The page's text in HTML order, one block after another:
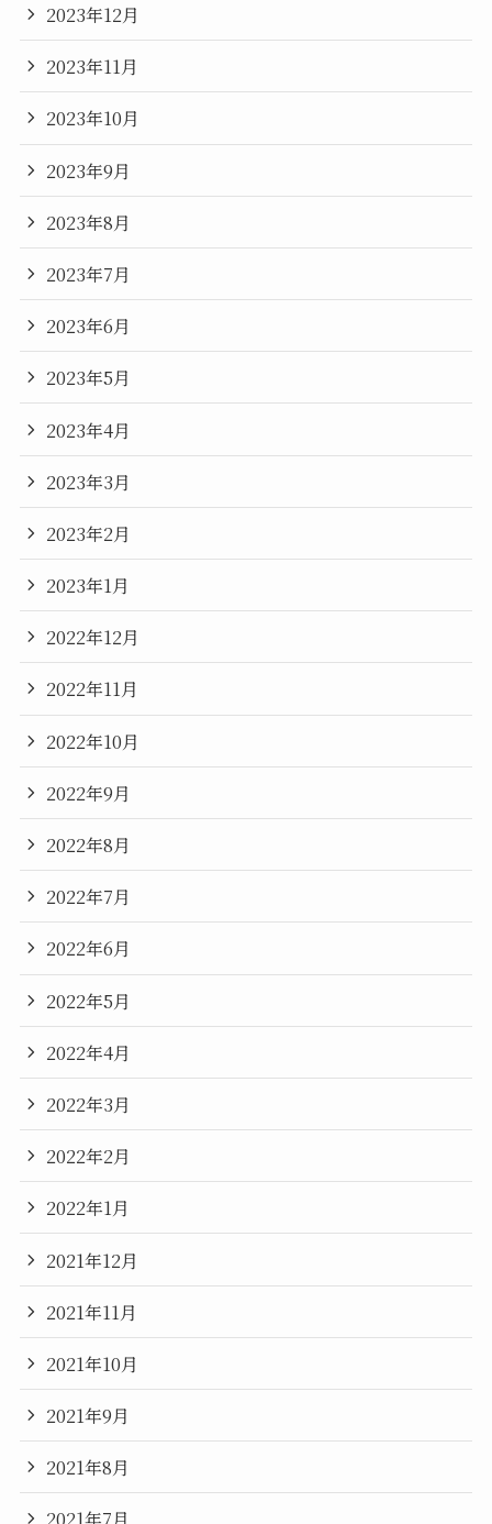
2023年12月
2023年11月
2023年10月
2023年9月
2023年8月
2023年7月
2023年6月
2023年5月
2023年4月
2023年3月
2023年2月
2023年1月
2022年12月
2022年11月
2022年10月
2022年9月
2022年8月
2022年7月
2022年6月
2022年5月
2022年4月
2022年3月
2022年2月
2022年1月
2021年12月
2021年11月
2021年10月
2021年9月
2021年8月